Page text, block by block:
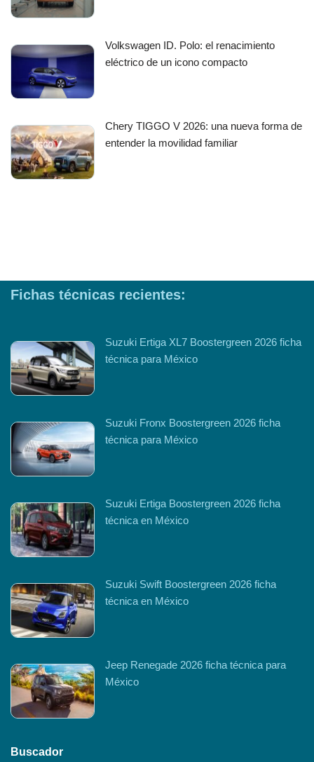
Volkswagen ID. Polo: el renacimiento
eléctrico de un icono compacto
Chery TIGGO V 2026: una nueva forma de
entender la movilidad familiar
Fichas técnicas recientes:
Suzuki Ertiga XL7 Boostergreen 2026 ficha
técnica para México
Suzuki Fronx Boostergreen 2026 ficha
técnica para México
Suzuki Ertiga Boostergreen 2026 ficha
técnica en México
Suzuki Swift Boostergreen 2026 ficha
técnica en México
Jeep Renegade 2026 ficha técnica para
México
Buscador